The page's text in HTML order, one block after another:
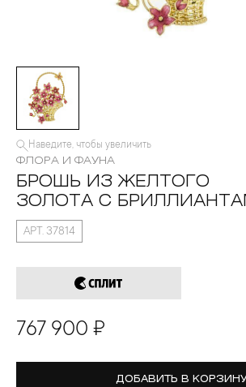
Наведите, чтобы увеличить
ФЛОРА И ФАУНА
БРОШЬ ИЗ ЖЕЛТОГО
ЗОЛОТА С
АРТ. 37814
767 900 ₽
ДОБАВИТЬ В КОРЗИНУ